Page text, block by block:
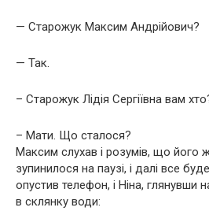
— Старожук Максим Андрійович?
— Так.
– Старожук Лідія Сергіївна вам
– Мати. Що сталося?
Максим слухав і розумів, що його
зупинилося на паузі, і далі все
опустив телефон, і Ніна, глянувши
в склянку води: